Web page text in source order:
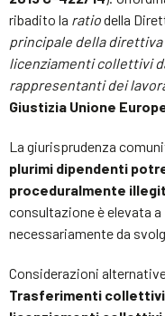
ribadito la ratiodella
principale della
licenziamenti collettivi
rappresentanti dei
Giustizia Unione
La giurisprudenza
plurimi dipendenti
proceduralmente
consultazione è elevata
necessariamente da
Considerazioni
Trasferimenti